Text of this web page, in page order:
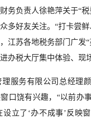
务负责人徐艳萍关于“
多好友关注。“打卡尝鲜
江苏各地税务部门广发
办税大厅集中体验、现
服务有限公司总经理
口饶有兴趣，“以前办
立了‘办不成事’反映